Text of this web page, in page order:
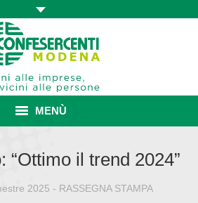
MENÙ
“Ottimo il trend 2024”
2025 - RASSEGNA STAMPA